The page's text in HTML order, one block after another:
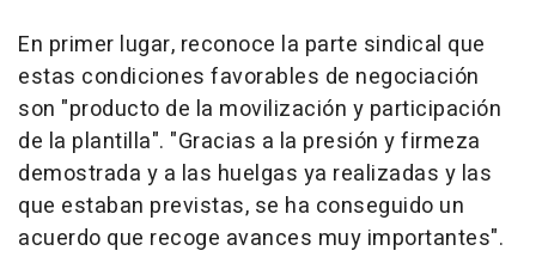
En primer lugar, reconoce la parte sindical que
estas condiciones favorables de negociación
son "producto de la movilización y participación
de la plantilla". "Gracias a la presión y firmeza
demostrada y a las huelgas ya realizadas y las
que estaban previstas, se ha conseguido un
acuerdo que recoge avances muy importantes".